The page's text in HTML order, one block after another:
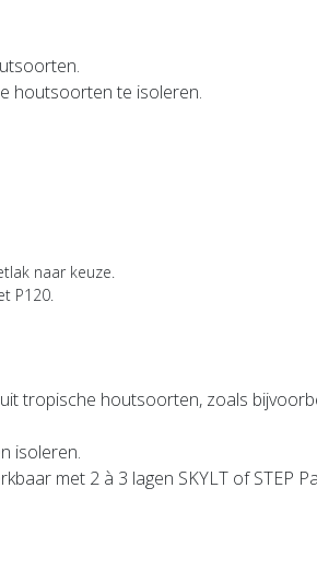
houtsoorten te isoleren.
naar keuze.
P120.
tropische houtsoorten, zoals
isoleren.
met 2 à 3 lagen SKYLT of STEP